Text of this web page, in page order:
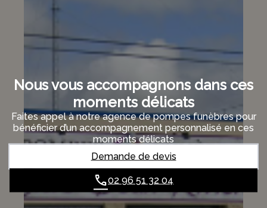
Nous vous accompagnons dans ces
moments délicats
Faites appel à notre agence de pompes funèbres pour
bénéficier d’un accompagnement personnalisé en ces
moments délicats
Demande de devis
02 96 51 32 04